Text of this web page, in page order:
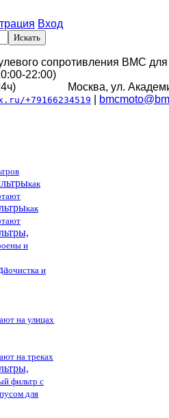
Вход
сопротивления BMC
22:00)
(24ч) Москва, ул.
+79166234519
как
как
и
очистка и
на улицах
на треках
фильтр с
для